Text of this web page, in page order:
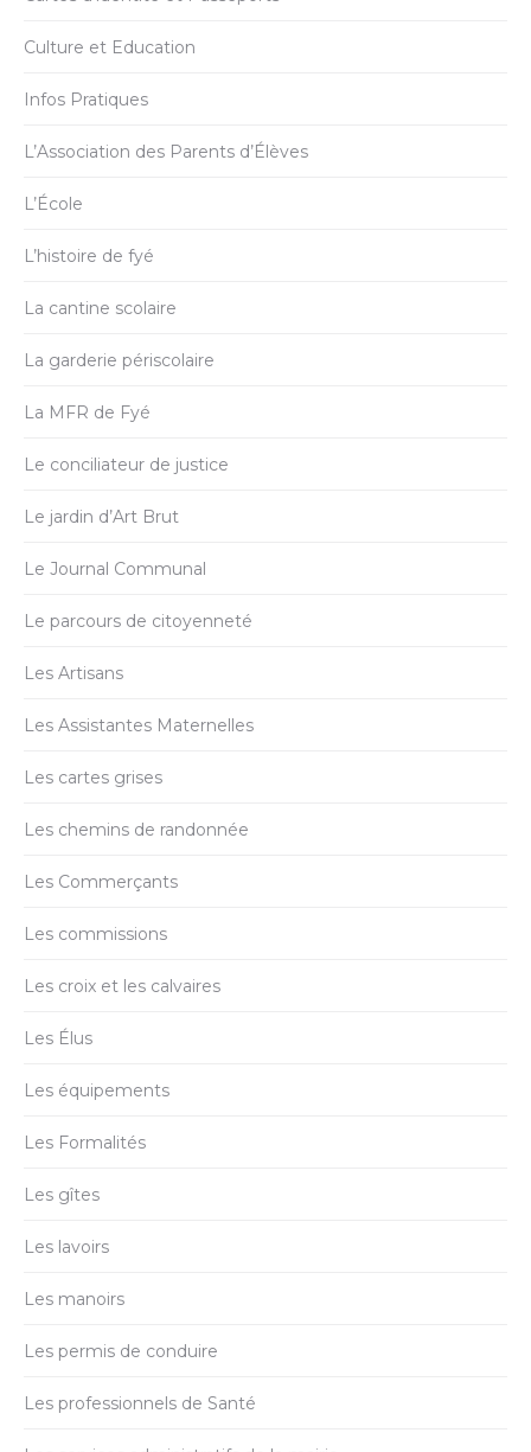
Culture et Education
Infos Pratiques
L’Association des Parents d’Élèves
L’École
L’histoire de fyé
La cantine scolaire
La garderie périscolaire
La MFR de Fyé
Le conciliateur de justice
Le jardin d’Art Brut
Le Journal Communal
Le parcours de citoyenneté
Les Artisans
Les Assistantes Maternelles
Les cartes grises
Les chemins de randonnée
Les Commerçants
Les commissions
Les croix et les calvaires
Les Élus
Les équipements
Les Formalités
Les gîtes
Les lavoirs
Les manoirs
Les permis de conduire
Les professionnels de Santé